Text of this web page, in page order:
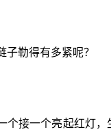
子勒得有多紧呢？
个接一个亮起红灯